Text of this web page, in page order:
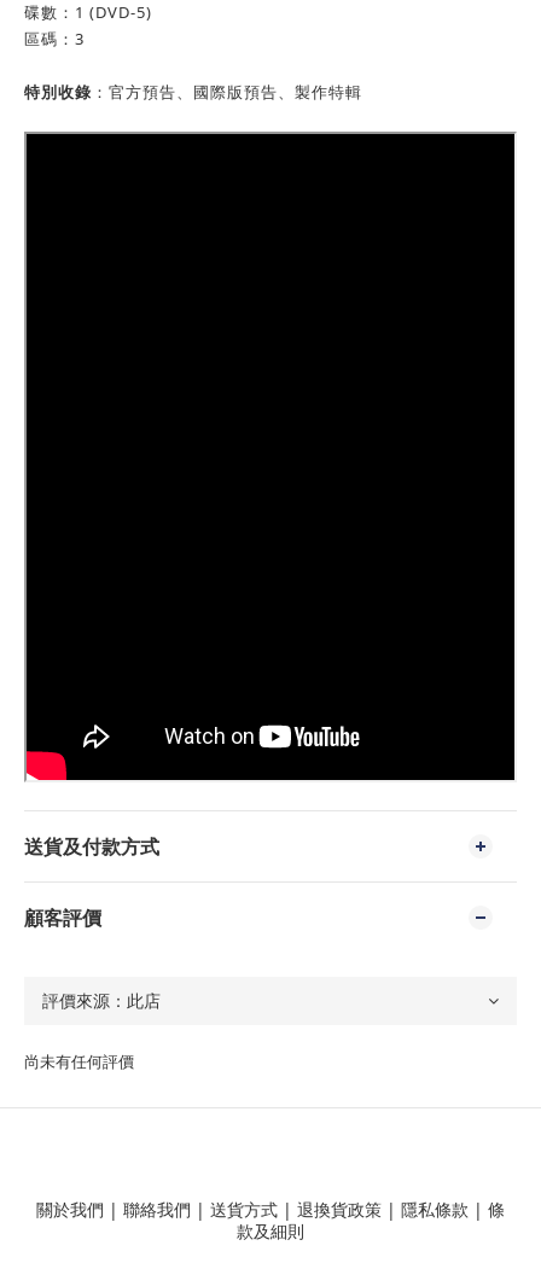
碟數：1 (DVD-5)
區碼：3
特別收錄 ：官方預告、國際版預告、製作特輯
送貨及付款方式
顧客評價
尚未有任何評價
關於我們 | 聯絡我們 | 送貨方式 | 退換貨政策 | 隱私條款 | 條
款及細則